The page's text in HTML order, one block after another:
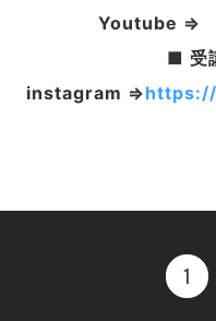
Youtube ⇒
■ 受
instagram ⇒
1